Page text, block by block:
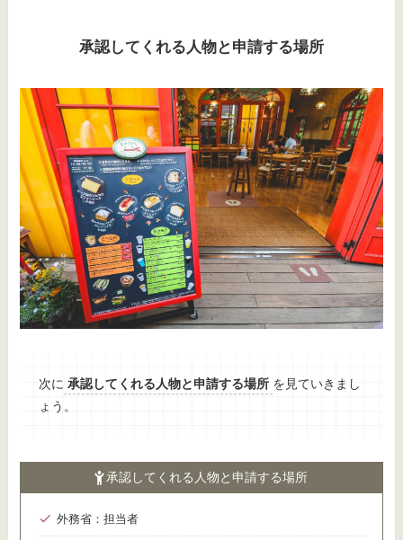
承認してくれる人物と申請する場所
次に 承認してくれる人物と申請する場所 を見ていきまし
ょう。
承認してくれる人物と申請する場所
外務省：担当者